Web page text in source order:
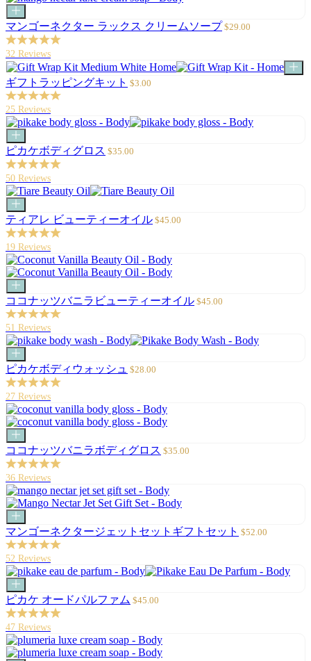
カ
ー
ト
に
追
加
マンゴーネクター ラックス クリームソープ セ
格
$29.00
32 Reviews
オ
ギフトラッピングキット セ
価
格
$3.00
25 Reviews
カ
ー
ト
に
追
加
ピカケボディグロス セ
価
格
$35.00
50 Reviews
カ
ー
ト
に
追
加
ティアレ ビューティーオイル セ
価
格
$45.00
19 Reviews
カ
ー
ト
に
追
加
ココナッツバニラビューティーオイル セ
価
格
$45.00
51 Reviews
カ
ー
ト
に
追
加
ピカケボディウォッシュ セ
価
格
$28.00
27 Reviews
カ
ー
ト
に
追
加
ココナッツバニラボディグロス セ
価
格
$35.00
36 Reviews
カ
ー
ト
に
追
加
マンゴーネクタージェットセットギフトセット セ
価
格
$52.00
52 Reviews
カ
ー
ト
に
追
加
ピカケ オードパルファム セ
価
格
$45.00
47 Reviews